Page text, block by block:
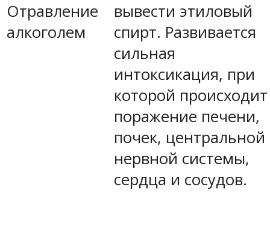
Отравление
алкоголем
вывести этиловый
спирт. Развивается
сильная
интоксикация, при
которой происходит
поражение печени,
почек, центральной
нервной системы,
сердца и сосудов.